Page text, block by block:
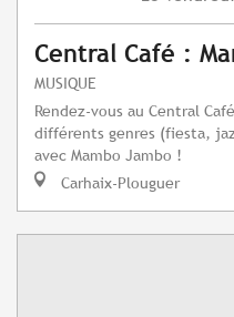
Central Café :
MUSIQUE
Rendez-vous au Central
différents genres (fiesta,
avec Mambo Jambo !
Carhaix-Plouguer